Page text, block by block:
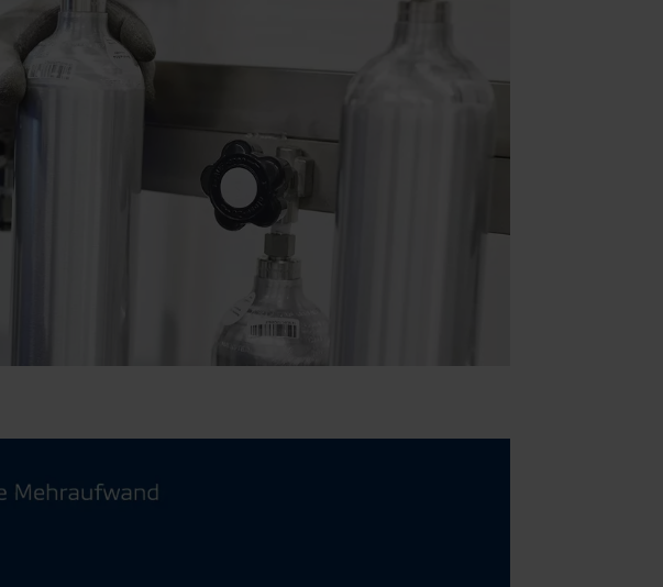
gemäß Art. 46 DSGVO sicher (z. B. EU-
Die maximale Speicherdauer beträgt
E-Mail: datenschutz@westfalen.com